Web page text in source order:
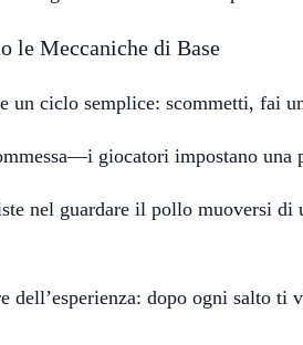
le Meccaniche di Base
un ciclo semplice: scommetti, fai
giocatori impostano una
nel guardare il pollo muoversi
dell’esperienza: dopo ogni salto